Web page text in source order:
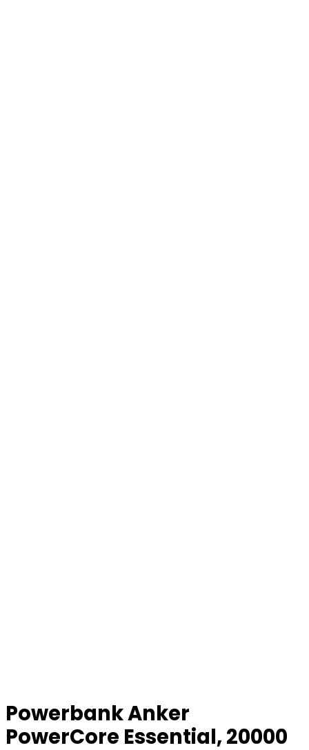
Powerbank Anker
PowerCore Essential, 20000